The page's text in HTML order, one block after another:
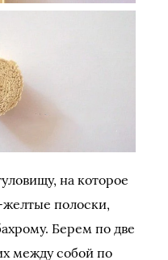
на которое
полоски,
Берем по две
между собой по